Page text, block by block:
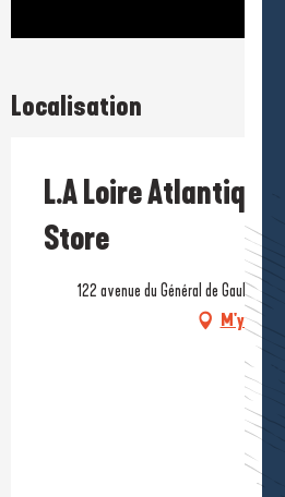
Localisation
L.A Loire Atlantique
Store
122 avenue du Général de Gaulle,
M'y